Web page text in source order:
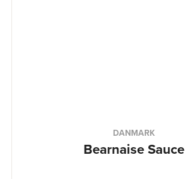
DANMARK
Bearnaise Sauce